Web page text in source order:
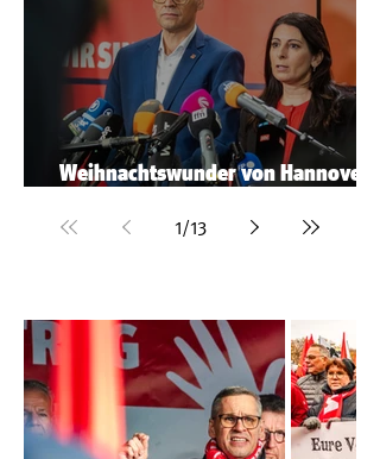
Weihnachtswunder von Hannover
1/13